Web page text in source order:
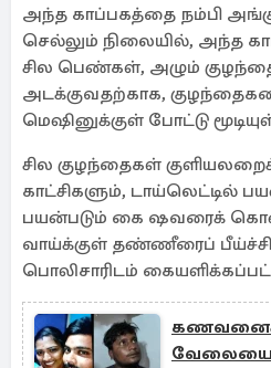
அந்த காப்பகத்தை நம்பி
செல்லும் நிலையில், அந்த
சில பெண்கள், அழும்
அடக்குவதற்காக,
மெஷினுக்குள் போட்டு
சில குழந்தைகள்
காட்சிகளும், டாய்லெட்டில்
பயன்படும் கை ஷவரைக்
வாய்க்குள் தண்ணீரைப்
பொலிசாரிடம்
கணவனைக்
வேலையை